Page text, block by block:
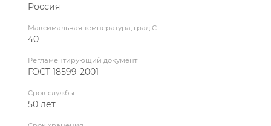
Россия
Максимальная температура, град С
40
Регламентирующий документ
ГОСТ 18599-2001
Срок службы
50 лет